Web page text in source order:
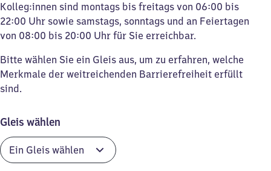
Kolleg:innen sind montags bis freitags von 06:00 bis
22:00 Uhr sowie samstags, sonntags und an Feiertagen
von 08:00 bis 20:00 Uhr für Sie erreichbar.
Bitte wählen Sie ein Gleis aus, um zu erfahren, welche
Merkmale der weitreichenden Barrierefreiheit erfüllt
sind.
Gleis wählen